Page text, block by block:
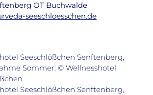
OT Buchwalde
seeschloesschen.de
Seeschlößchen Senftenberg,
Sommer: © Wellnesshotel
Seeschlößchen Senftenberg,